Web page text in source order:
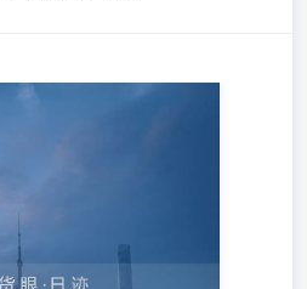
早盘观察 目录 金融衍生品 股指期货
等待增量信
运